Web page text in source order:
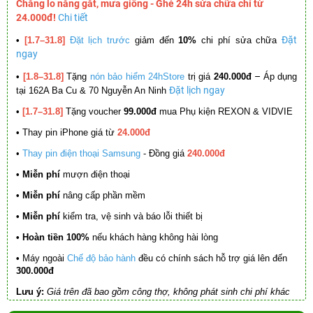
Chẳng lo nắng gắt, mưa giông - Ghé 24h sửa chữa chỉ từ
24.000đ! Chi tiết
• [1.7–31.8] Đặt lịch trước giảm đến10% chi phí sửa chữa Đặt
ngay
• [1.8–31.8] Tặng nón bảo hiểm 24hStore trị giá 240.000đ – Áp dụng
tại 162A Ba Cu & 70 Nguyễn An Ninh Đặt lịch ngay
• [1.7–31.8] Tặng voucher 99.000đ mua Phụ kiện REXON & VIDVIE
• Thay pin iPhone giá từ 24.000đ
• Thay pin điện thoại Samsung - Đồng giá 240.000đ
• Miễn phí mượn điện thoại
• Miễn phí nâng cấp phần mềm
• Miễn phí kiểm tra, vệ sinh và báo lỗi thiết bị
• Hoàn tiền 100% nếu khách hàng không hài lòng
• Máy ngoài Chế độ bảo hành đều có chính sách hỗ trợ giá lên đến
300.000đ
Lưu ý: Giá trên đã bao gồm công thợ, không phát sinh chi phí khác